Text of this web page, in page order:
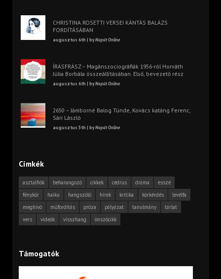
CHRISTINA ROSETTI VERSEI KÁNTÁS BALÁZS
FORDÍTÁSÁBAN
augusztus 6th | byNapút Online
ÍRÁSFRÁSZ – Magánszociográfiák 1956-ról Horváth
Júlia Borbála összeállításában. Első, bevezető rész
augusztus 6th | byNapút Online
2650 – Jámborné Balog Tünde, Kovács katáng Ferenc,
Sári László
augusztus 5th | byNapút Online
Címkék
asztalfiók beharangozó cikkek cédrus dráma
esszé
fénykör
haiku hangszóló hírek kritika körkérdés
levélfa
meghívó
műfordítás próza pályázat tanulmány
tárlat
vers
videók visszhang önszócikk
Támogatók